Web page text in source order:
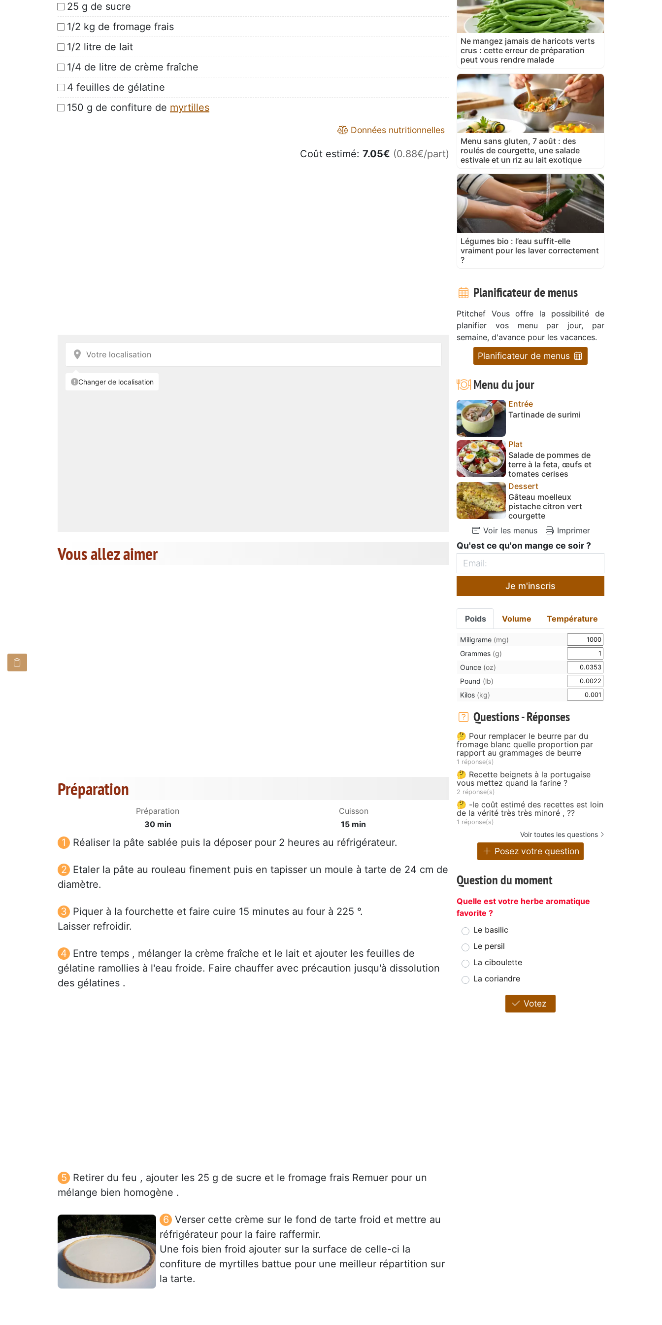
25 g de sucre
1/2 kg de fromage frais
1/2 litre de lait
1/4 de litre de crème fraîche
4 feuilles de gélatine
150 g de confiture de myrtilles
Données nutritionnelles
Coût estimé: 7.05€ (0.88€/part)
Vous allez aimer
Préparation
Préparation
30 min
Cuisson
15 min
Réaliser la pâte sablée puis la déposer pour 2 heures au réfrigérateur.
Etaler la pâte au rouleau finement puis en tapisser un moule à tarte de 24 cm de
diamètre.
Piquer à la fourchette et faire cuire 15 minutes au four à 225 °.
Laisser refroidir.
Entre temps , mélanger la crème fraîche et le lait et ajouter les feuilles de
gélatine ramollies à l'eau froide. Faire chauffer avec précaution jusqu'à dissolution
des gélatines .
Retirer du feu , ajouter les 25 g de sucre et le fromage frais Remuer pour un
mélange bien homogène .
Verser cette crème sur le fond de tarte froid et mettre au
réfrigérateur pour la faire raffermir.
Une fois bien froid ajouter sur la surface de celle-ci la
confiture de myrtilles battue pour une meilleur répartition sur
la tarte.
Ne mangez jamais de haricots verts
crus : cette erreur de préparation
peut vous rendre malade
Menu sans gluten, 7 août : des
roulés de courgette, une salade
estivale et un riz au lait exotique
Légumes bio : l’eau suffit-elle
vraiment pour les laver correctement
?
Planificateur de menus
Ptitchef Vous offre la possibilité de
planifier vos menu par jour, par
semaine, d'avance pour les vacances.
Planificateur de menus
Menu du jour
Entrée
Tartinade de surimi
Plat
Salade de pommes de
terre à la feta, œufs et
tomates cerises
Dessert
Gâteau moelleux
pistache citron vert
courgette
Voir les menus
Imprimer
Qu'est ce qu'on mange ce soir ?
Je m'inscris
Poids Volume Température
Miligrame (mg)
Grammes (g)
Ounce (oz)
Pound (lb)
Kilos (kg)
Questions - Réponses
🤔 Pour remplacer le beurre par du
fromage blanc quelle proportion par
rapport au grammages de beurre
1 réponse(s)
🤔 Recette beignets à la portugaise
vous mettez quand la farine ?
2 réponse(s)
🤔 -le coût estimé des recettes est loin
de la vérité très très minoré , ??
1 réponse(s)
Voir toutes les questions
Posez votre question
Question du moment
Quelle est votre herbe aromatique
favorite ?
Le basilic
Le persil
La ciboulette
La coriandre
Votez